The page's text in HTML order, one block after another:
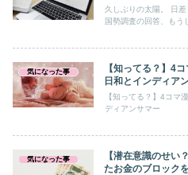
久しぶりの太陽。 日
国勢調査の回答、もう
気になった事
【知ってる？】4
日和とインディア
【知ってる？】4コマ
ディアンサマー
気になった事
【潜在意識のせい
たお金のブロック